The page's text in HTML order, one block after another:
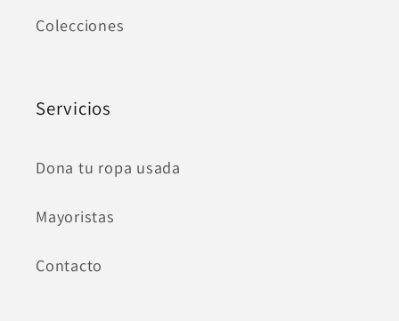
Colecciones
Servicios
Dona tu ropa usada
Mayoristas
Contacto